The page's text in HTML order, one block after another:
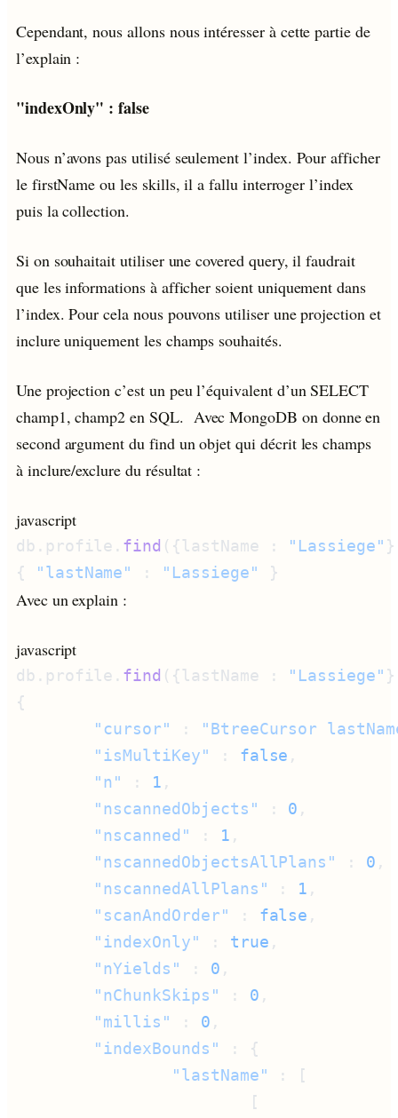
Cependant, nous allons nous intéresser à cette partie de
l’explain :
"indexOnly" : false
Nous n’avons pas utilisé seulement l’index. Pour afficher
le firstName ou les skills, il a fallu interroger l’index
puis la collection.
Si on souhaitait utiliser une covered query, il faudrait
que les informations à afficher soient uniquement dans
l’index. Pour cela nous pouvons utiliser une projection et
inclure uniquement les champs souhaités.
Une projection c’est un peu l’équivalent d’un SELECT
champ1, champ2 en SQL. Avec MongoDB on donne en
second argument du find un objet qui décrit les champs
à inclure/exclure du résultat :
javascript
db.profile. find ({lastName : "Lassiege"
{
"lastName" : "Lassiege"
Avec un explain :
javascript
db.profile. find ({lastName : "Lassiege"
        "cursor"
:
"BtreeCursor
        "isMultiKey"
: false
        "n"
: 1
        "nscannedObjects"
: 0
        "nscanned"
: 1
        "nscannedObjectsAllPlans"
: 0
        "nscannedAllPlans"
: 1
        "scanAndOrder"
: false
        "indexOnly"
: true
        "nYields"
: 0
        "nChunkSkips"
: 0
        "millis"
: 0
        "indexBounds"
                "lastName"